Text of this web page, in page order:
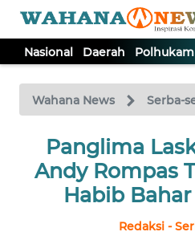
Nasional Daerah Polhukam
Wahana News Serba-
Panglima
Andy Rompas
Habib
Redaksi -
TV
Tutup
NASIONAL
DAERAH